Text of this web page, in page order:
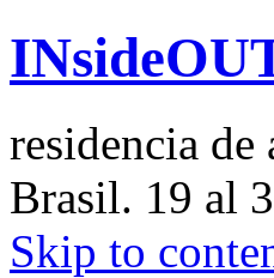
residencia de
Brasil. 19 al
Skip to